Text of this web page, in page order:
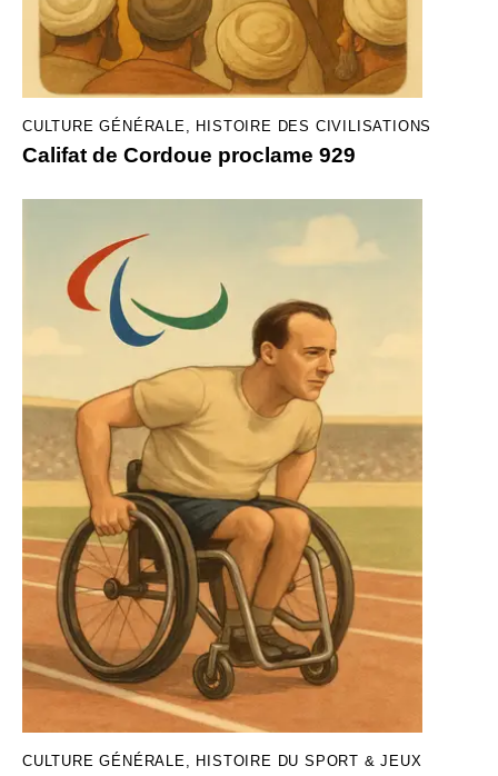
CULTURE GÉNÉRALE HISTOIRE DES CIVILISATIONS
Califat de Cordoue proclame 929
CULTURE GÉNÉRALE, HISTOIRE DU SPORT & JEUX